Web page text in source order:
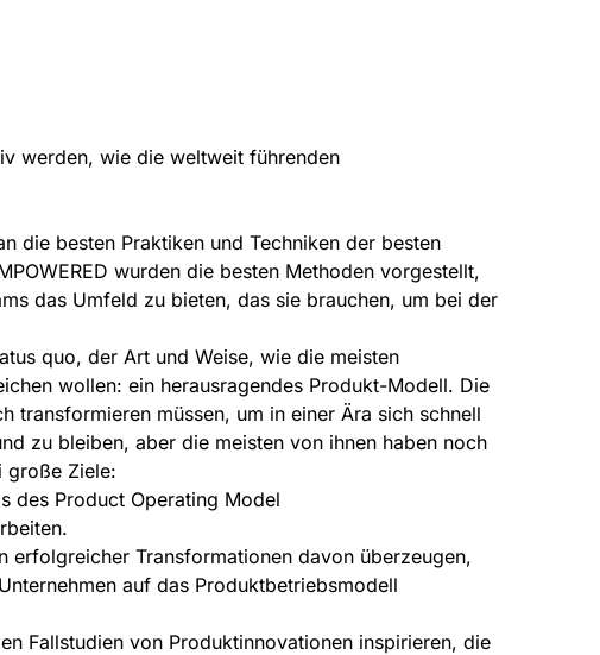
werden, wie die weltweit führenden
die besten Praktiken und Techniken der besten
wurden die besten Methoden vorgestellt,
das Umfeld zu bieten, das sie brauchen, um bei der
quo, der Art und Weise, wie die meisten
wollen: ein herausragendes Produkt-Modell. Die
transformieren müssen, um in einer Ära sich schnell
zu bleiben, aber die meisten von ihnen haben noch
große Ziele:
des Product Operating Model
erfolgreicher Transformationen davon überzeugen,
auf das Produktbetriebsmodell
Fallstudien von Produktinnovationen inspirieren, die